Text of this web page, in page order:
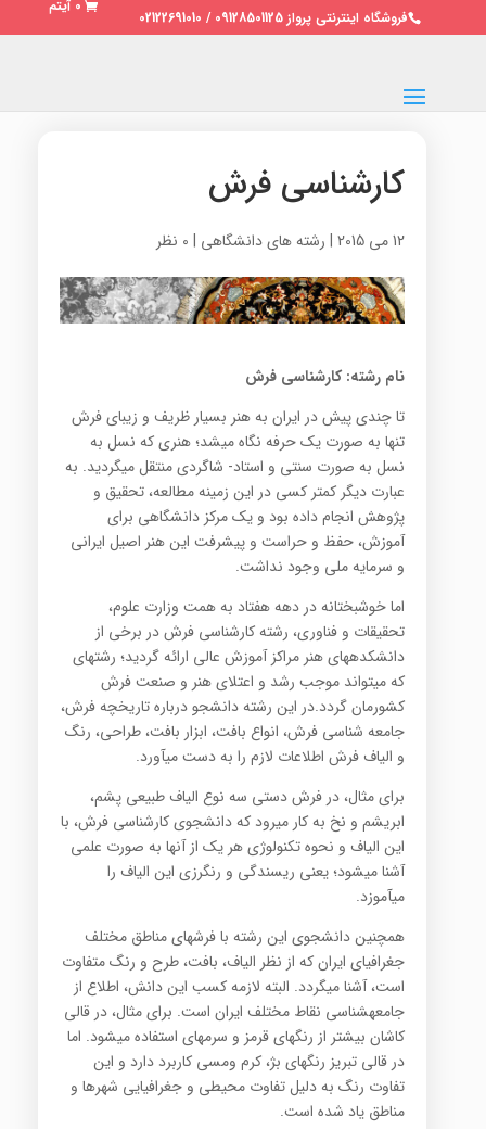
فروشگاه اینترنتی پرواز 09128501125 / 02122691010
0 آیتم
کارشناسی فرش
12 می 2015 | رشته های دانشگاهی | 0 نظر
نام رشته: کارشناسی فرش
تا چندی پیش در ایران به هنر بسیار ظریف و زیبا‎ی فرش
تنها به صورت یک حرفه نگاه می‎شد؛ هنری که نسل به
نسل به صورت سنتی و استاد- شاگردی منتقل می‎گردید. به
عبارت دیگر کمتر کسی در این زمینه مطالعه، تحقیق و
پژوهش انجام داده بود و یک مرکز دانشگاهی برای
آموزش، حفظ و حراست و پیشرفت این هنر اصیل ایرانی
و سرمایه ملی وجود نداشت.
اما خوشبختانه در دهه هفتاد به همت وزارت علوم،
تحقیقات و فناوری، رشته کارشناسی فرش در برخی از
دانشکده‎های هنر مراکز آموزش عالی ارائه گردید؛ رشته‎ای
که می‎تواند موجب رشد و اعتلای هنر و صنعت فرش
کشورمان گردد.در این رشته دانشجو درباره تاریخچه فرش،
جامعه شناسی فرش، انواع بافت، ابزار بافت، طراحی، رنگ
و الیاف فرش اطلاعات لازم را به دست می‎آورد.
برای مثال، در فرش دستی سه نوع الیاف طبیعی پشم،
ابریشم و نخ به کار می‎رود که دانشجوی کارشناسی فرش، با
این الیاف و نحوه تکنولوژی هر یک از آنها به صورت علمی
آشنا می‎شود؛ یعنی ریسندگی و رنگرزی این الیاف را
می‎آموزد.
همچنین دانشجوی این رشته با فرش‎های مناطق مختلف
جغرافیای ایران که از نظر الیاف، بافت، طرح و رنگ متفاوت
است، آشنا می‎گردد. البته لازمه کسب این دانش، اطلاع از
جامعه‎شناسی نقاط مختلف ایران است. برای مثال، در قالی
کاشان بیشتر از رنگ‎های قرمز و سرمه‎ای استفاده می‎شود. اما
در قالی تبریز رنگ‎های بژ، کرم ومسی کاربرد دارد و این
تفاوت رنگ به دلیل تفاوت محیطی و جغرافیایی شهرها و
مناطق یاد شده است.